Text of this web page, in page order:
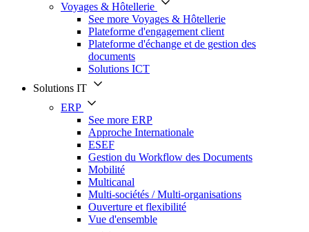
Voyages & Hôtellerie
See more Voyages & Hôtellerie
Plateforme d'engagement client
Plateforme d'échange et de gestion des
documents
Solutions ICT
Solutions IT
ERP
See more ERP
Approche Internationale
ESEF
Gestion du Workflow des Documents
Mobilité
Multicanal
Multi-sociétés / Multi-organisations
Ouverture et flexibilité
Vue d'ensemble